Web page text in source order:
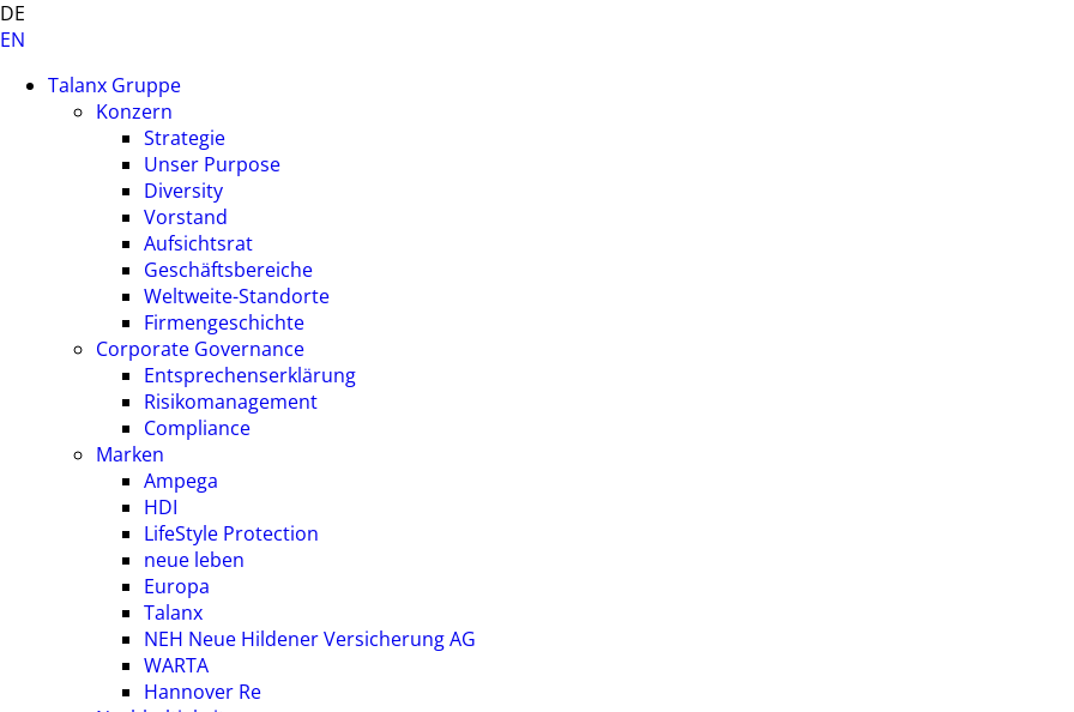
DE
EN
Talanx Gruppe
Konzern
Strategie
Unser Purpose
Diversity
Vorstand
Aufsichtsrat
Geschäftsbereiche
Weltweite-Standorte
Firmengeschichte
Corporate Governance
Entsprechenserklärung
Risikomanagement
Compliance
Marken
Ampega
HDI
LifeStyle Protection
neue leben
Europa
Talanx
NEH Neue Hildener Versicherung AG
WARTA
Hannover Re